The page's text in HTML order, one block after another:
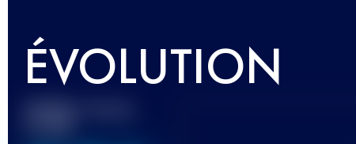
ÉVOLUTION
Meilleur Score